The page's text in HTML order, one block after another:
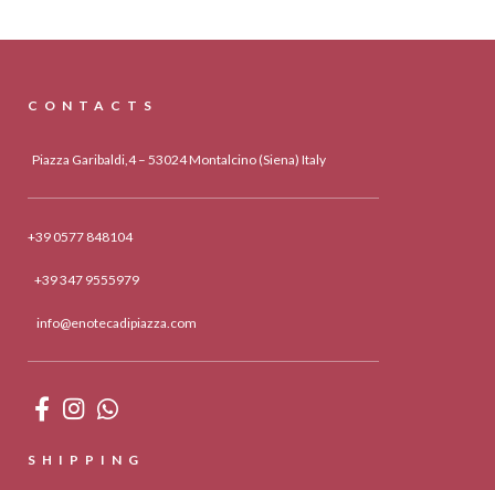
CONTACTS
Piazza Garibaldi,4 – 53024 Montalcino (Siena) Italy
+39 0577 848104
+39 347 9555979
info@enotecadipiazza.com
SHIPPING